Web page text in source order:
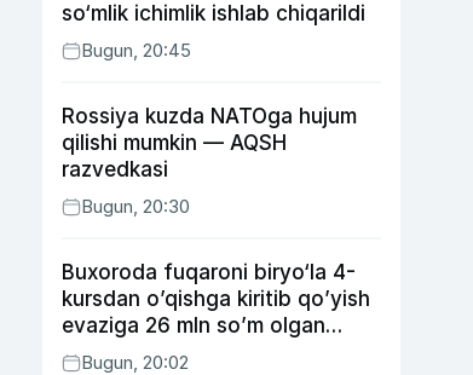
so‘mlik ichimlik ishlab chiqarildi
Bugun, 20:45
Rossiya kuzda NATOga hujum
qilishi mumkin — AQSH
razvedkasi
Bugun, 20:30
Buxoroda fuqaroni biryo‘la 4-
kursdan o’qishga kiritib qo’yish
evaziga 26 mln so’m olgan
shaxs ushlandi
Bugun, 20:02